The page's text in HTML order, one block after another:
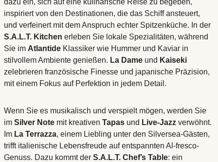
dazu ein, sich auf eine kulinarische Reise zu begeben,
inspiriert von den Destinationen, die das Schiff ansteuert,
und verfeinert mit dem Anspruch echter Spitzenküche. In der
S.A.L.T. Kitchen erleben Sie lokale Spezialitäten, während
Sie im Atlantide Klassiker wie Hummer und Kaviar in
stilvollem Ambiente genießen. La Dame und Kaiseki
zelebrieren französische Finesse und japanische Präzision,
mit einem Fokus auf Perfektion in jedem Detail.
Wenn Sie es musikalisch und verspielt mögen, werden Sie
im Silver Note mit kreativen Tapas und Live-Jazz verwöhnt.
Im La Terrazza, einem Liebling unter den Silversea-Gästen,
trifft italienische Lebensfreude auf entspannten Al-fresco-
Genuss. Dazu kommt der S.A.L.T. Chef’s Table: ein